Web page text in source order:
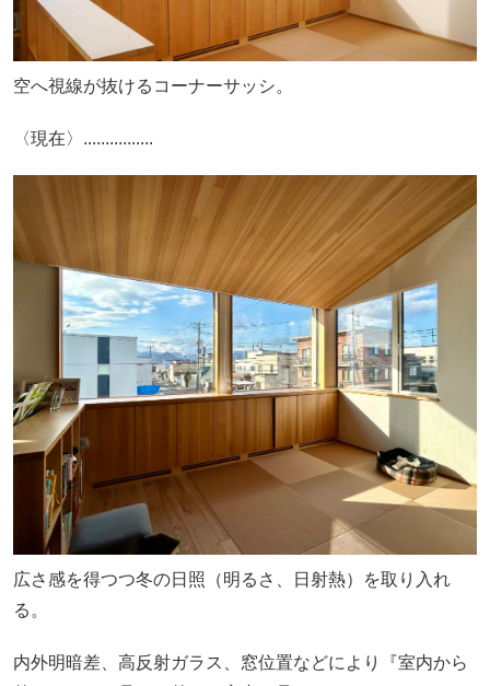
空へ視線が抜けるコーナーサッシ。
〈現在〉................
広さ感を得つつ冬の日照（明るさ、日射熱）を取り入れ
る。
内外明暗差、高反射ガラス、窓位置などにより『室内から